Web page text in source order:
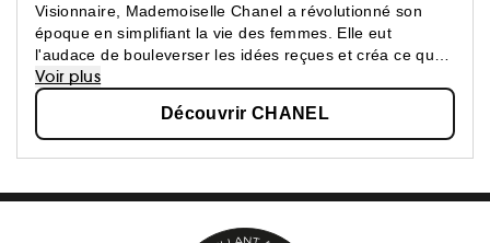
Visionnaire, Mademoiselle Chanel a révolutionné son
époque en simplifiant la vie des femmes. Elle eut
l'audace de bouleverser les idées reçues et créa ce que
les femmes attendaient : une beauté épurée, une
élégance confortable.
Voir plus
Découvrir CHANEL